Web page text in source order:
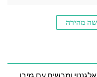
מהירה